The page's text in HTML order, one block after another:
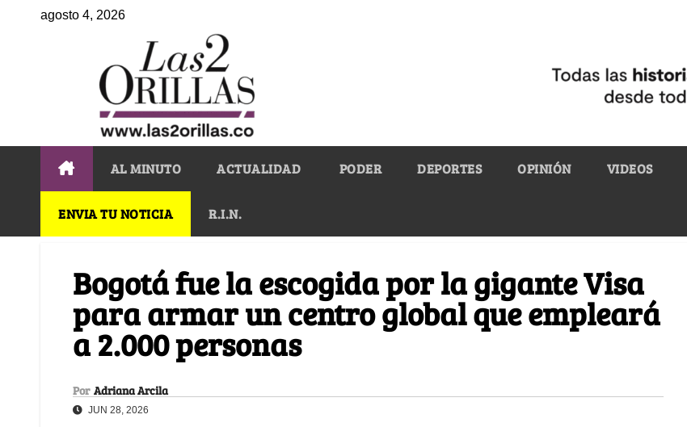
agosto 4, 2026
AL MINUTO ACTUALIDAD PODER DEPORTES OPINIÓN VIDEOS
ENVIA TU NOTICIA R.I.N.
Bogotá fue la escogida por la gigante Visa
para armar un centro global que empleará
a 2.000 personas
Por Adriana Arcila
JUN 28, 2026